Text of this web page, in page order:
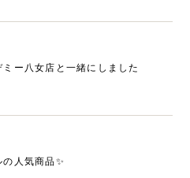
ミー八女店と一緒にしました
の人気商品✨